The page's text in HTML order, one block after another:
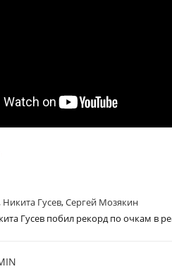
Никита Гусев,Сергей Мозякин
Гусев побил рекорд по очкам в